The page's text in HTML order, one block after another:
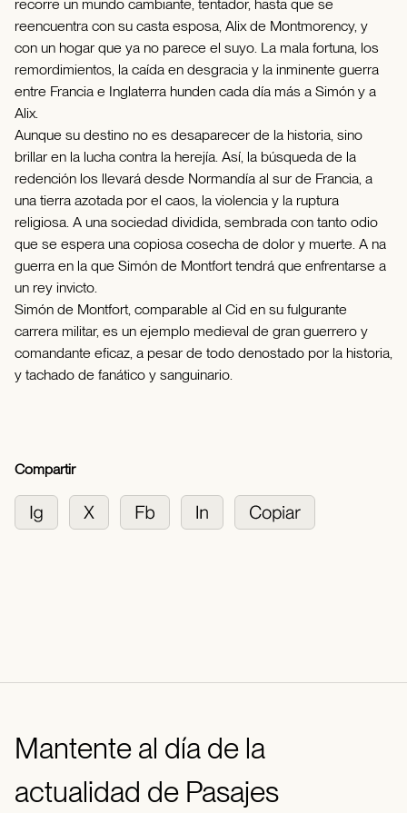
recorre un mundo cambiante, tentador, hasta que se
reencuentra con su casta esposa, Alix de Montmorency, y
con un hogar que ya no parece el suyo. La mala fortuna, los
remordimientos, la caída en desgracia y la inminente guerra
entre Francia e Inglaterra hunden cada día más a Simón y a
Alix.
Aunque su destino no es desaparecer de la historia, sino
brillar en la lucha contra la herejía. Así, la búsqueda de la
redención los llevará desde Normandía al sur de Francia, a
una tierra azotada por el caos, la violencia y la ruptura
religiosa. A una sociedad dividida, sembrada con tanto odio
que se espera una copiosa cosecha de dolor y muerte. A na
guerra en la que Simón de Montfort tendrá que enfrentarse a
un rey invicto.
Simón de Montfort, comparable al Cid en su fulgurante
carrera militar, es un ejemplo medieval de gran guerrero y
comandante eficaz, a pesar de todo denostado por la historia,
y tachado de fanático y sanguinario.
Compartir
Mantente al día de la
actualidad de Pasajes